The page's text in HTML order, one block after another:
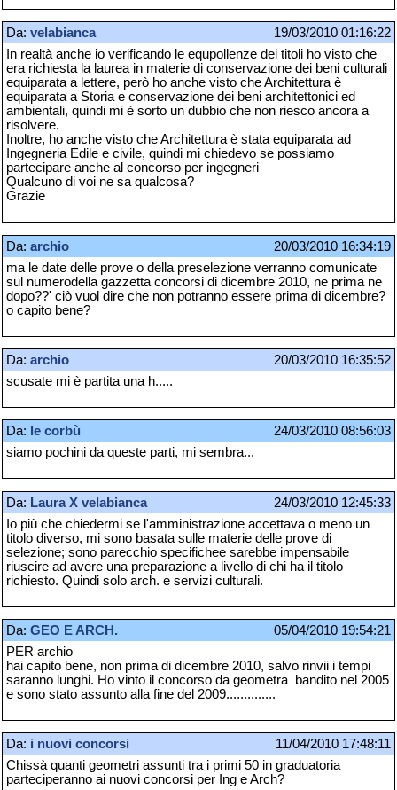
Da: velabianca
19/03/2010 01:16:22
In realtà anche io verificando le equpollenze dei titoli ho visto che
era richiesta la laurea in materie di conservazione dei beni culturali
equiparata a lettere, però ho anche visto che Architettura è
equiparata a Storia e conservazione dei beni architettonici ed
ambientali, quindi mi è sorto un dubbio che non riesco ancora a
risolvere.
Inoltre, ho anche visto che Architettura è stata equiparata ad
Ingegneria Edile e civile, quindi mi chiedevo se possiamo
partecipare anche al concorso per ingegneri
Qualcuno di voi ne sa qualcosa?
Grazie
Da: archio
20/03/2010 16:34:19
ma le date delle prove o della preselezione verranno comunicate
sul numerodella gazzetta concorsi di dicembre 2010, ne prima ne
dopo??' ciò vuol dire che non potranno essere prima di dicembre?
o capito bene?
Da: archio
20/03/2010 16:35:52
scusate mi è partita una h.....
Da: le corbù
24/03/2010 08:56:03
siamo pochini da queste parti, mi sembra...
Da: Laura X velabianca
24/03/2010 12:45:33
Io più che chiedermi se l'amministrazione accettava o meno un
titolo diverso, mi sono basata sulle materie delle prove di
selezione; sono parecchio specifichee sarebbe impensabile
riuscire ad avere una preparazione a livello di chi ha il titolo
richiesto. Quindi solo arch. e servizi culturali.
Da: GEO E ARCH.
05/04/2010 19:54:21
PER archio
hai capito bene, non prima di dicembre 2010, salvo rinvii i tempi
saranno lunghi. Ho vinto il concorso da geometra bandito nel 2005
e sono stato assunto alla fine del 2009..............
Da: i nuovi concorsi
11/04/2010 17:48:11
Chissà quanti geometri assunti tra i primi 50 in graduatoria
parteciperanno ai nuovi concorsi per Ing e Arch?